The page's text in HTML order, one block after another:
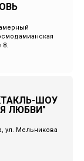
ШОУ
ЛЮБВИ"
ул. Мельникова